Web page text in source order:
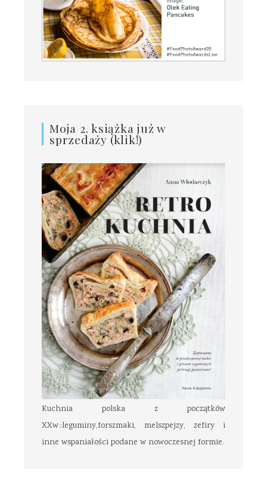
Moja 2. książka już w
sprzedaży (klik!)
Kuchnia polska z początków
XXw.:leguminy,forszmaki, melszpejzy, zefiry i
inne wspaniałości podane w nowoczesnej formie.